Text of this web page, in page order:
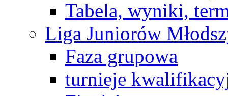
Tabela, wyniki,
Liga Juniorów
Faza grupowa
turnieje